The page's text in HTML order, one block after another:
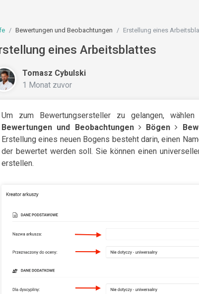
Bewertungen und Beobachtungen Erstellung eines
eines Arbeitsblattes
Tomasz Cybulski
1 Monat zuvor
Um zum Bewertungsersteller zu gelangen,
Bewertungen und Beobachtungen
Bögen
Erstellung eines neuen Bogens besteht darin, einen
der bewertet werden soll. Sie können einen
erstellen.